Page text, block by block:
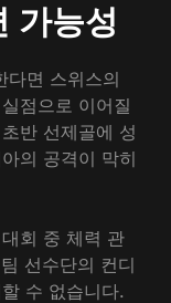
가능성
다면 스위스의
점으로 이어질
반 선제골에 성
의 공격이 막히
회 중 체력 관
선수단의 컨디
수 없습니다.